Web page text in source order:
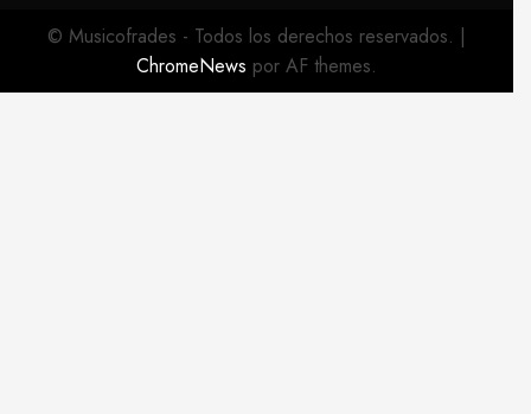
© Musicofrades - Todos los derechos reservados. |
ChromeNews por AF themes.